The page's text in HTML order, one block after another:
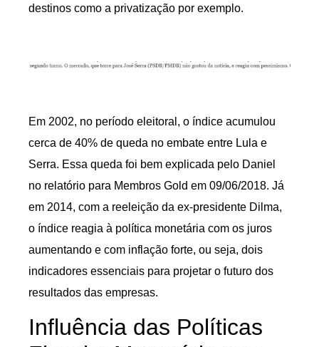
destinos como a privatização por exemplo.
Em 2002, no período eleitoral, o índice acumulou
cerca de 40% de queda no embate entre Lula e
Serra. Essa queda foi bem explicada pelo Daniel
no relatório para Membros Gold em 09/06/2018. Já
em 2014, com a reeleição da ex-presidente Dilma,
o índice reagia à política monetária com os juros
aumentando e com inflação forte, ou seja, dois
indicadores essenciais para projetar o futuro dos
resultados das empresas.
Influência das Políticas